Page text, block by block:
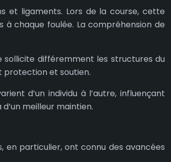
et ligaments. Lors de la course, cette
chaque foulée. La compréhension de
sollicite différemment les structures du
protection et soutien.
d’un individu à l’autre, influençant
meilleur maintien.
en particulier, ont connu des avancées